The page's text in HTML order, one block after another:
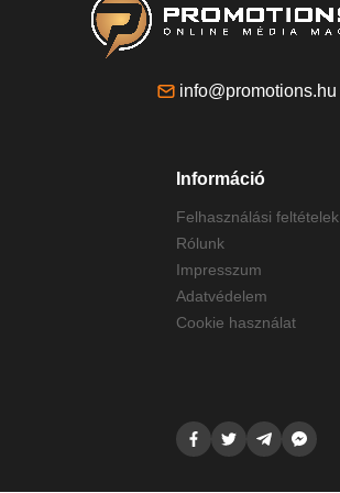
info@promotions.hu
Információ
Felhasználási feltételek
Rólunk
Impresszum
Adatvédelem
Cookie használat